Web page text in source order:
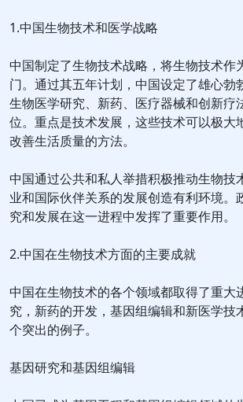
1.中国生物技术和医学战略
中国制定了生物技术战略，将生物技术作
门。通过其五年计划，中国设定了雄心勃
生物医学研究、新药、医疗器械和创新疗
位。重点是技术发展，这些技术可以极大
改善生活质量的方法。
中国通过公共和私人举措积极推动生物技
业和国际伙伴关系的发展创造有利环境。
究和发展在这一进程中发挥了重要作用。
2.中国在生物技术方面的主要成就
中国在生物技术的各个领域都取得了重大
究，新药的开发，基因组编辑和新医学技
个突出的例子。
基因研究和基因组编辑